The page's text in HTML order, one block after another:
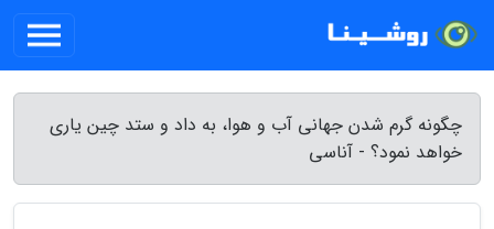
چگونه گرم شدن جهانی آب و هوا، به داد و ستد چین یاری
خواهد نمود؟ - آناسی